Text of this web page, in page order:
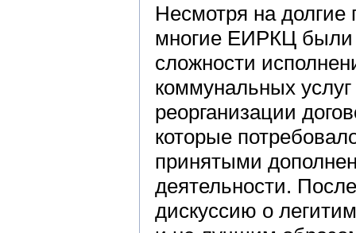
Несмотря на
многие ЕИРКЦ были
сложности
коммунальных
реорганизации
которые
принятыми
деятельности.
дискуссию о